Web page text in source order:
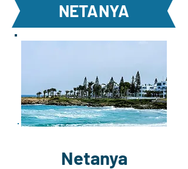
NETANYA
Netanya